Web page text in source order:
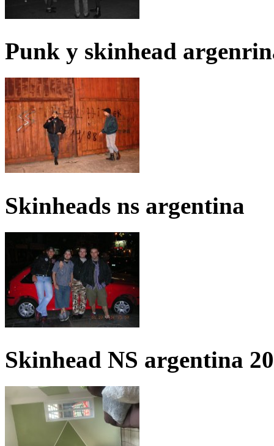
Punk y skinhead
Skinheads ns argentina
Skinhead NS argentina